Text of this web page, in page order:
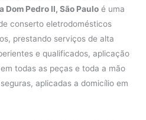
Pedro II, São Paulo é uma
conserto eletrodomésticos
prestando serviços de alta
e qualificados, aplicação
todas as peças e toda a mão
aplicadas a domicílio em